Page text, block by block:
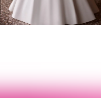
Poglej več